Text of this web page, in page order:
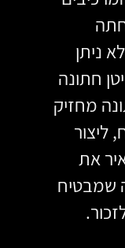
ניתן
חתונה
מחזיק
ליצור
את
שמבטיח